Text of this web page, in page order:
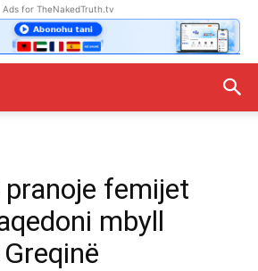
Ads for TheNakedTruth.tv
pranoje femijet
mbyll